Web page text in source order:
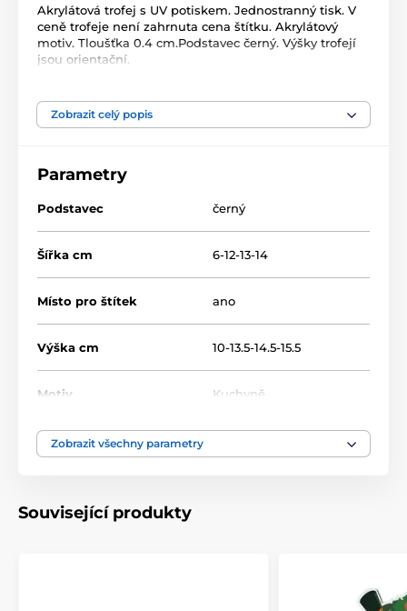
Akrylátová trofej s UV potiskem. Jednostranný tisk. V
ceně trofeje není zahrnuta cena štítku. Akrylátový
motiv. Tloušťka 0.4 cm.Podstavec černý. Výšky trofejí
jsou orientační.
Produkt je zařazen v kategoriích
Zobrazit celý popis
Parametry
Podstavec černý
Šířka cm 6-12-13-14
Místo pro štítek ano
Výška cm 10-13.5-14.5-15.5
Motiv Kuchyně
Typ ocenění
Zobrazit všechny parametry
Související produkty